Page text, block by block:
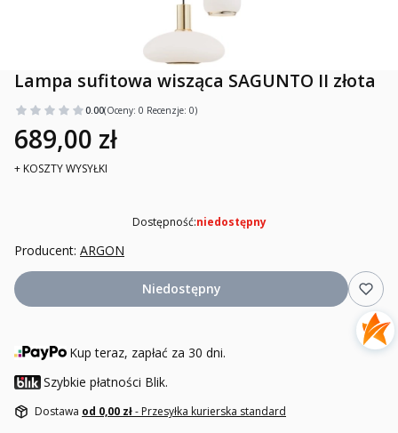
Lampa sufitowa wisząca SAGUNTO II złota
0.00(Oceny: 0 Recenzje: 0)
689,00 zł
+ KOSZTY WYSYŁKI
Dostępność:niedostępny
Producent: ARGON
Niedostępny
Kup teraz, zapłać za 30 dni.
Szybkie płatności Blik.
Dostawa od 0,00 zł- Przesyłka kurierska standard